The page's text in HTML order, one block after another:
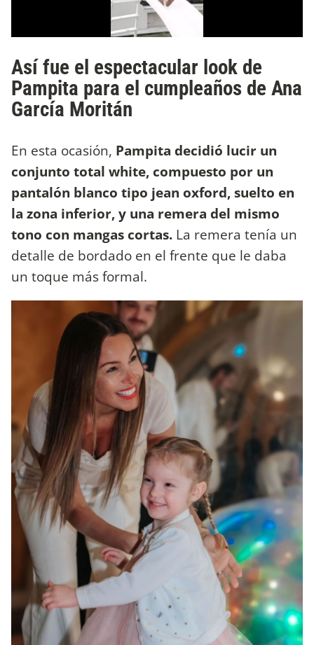
Así fue el espectacular look de
Pampita para el cumpleaños de Ana
García Moritán
En esta ocasión, Pampita decidió lucir un
conjunto total white, compuesto por un
pantalón blanco tipo jean oxford, suelto en
la zona inferior, y una remera del mismo
tono con mangas cortas. La remera tenía un
detalle de bordado en el frente que le daba
un toque más formal.